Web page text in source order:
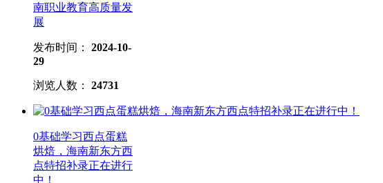
南职业教育高质量发
展
发布时间： 2024-10-
29
浏览人数： 24731
0基础学习西点蛋糕
烘焙，海南新东方西
点特招补录正在进行
中！